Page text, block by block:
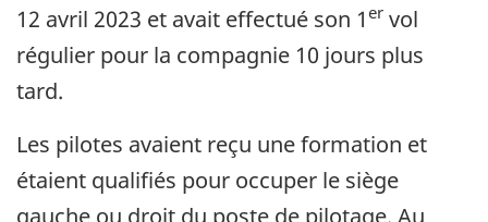
12 avril 2023 et avait effectué son 1 er vol
régulier pour la compagnie 10 jours plus
tard.
Les pilotes avaient reçu une formation et
étaient qualifiés pour occuper le siège
gauche ou droit du poste de pilotage. Au